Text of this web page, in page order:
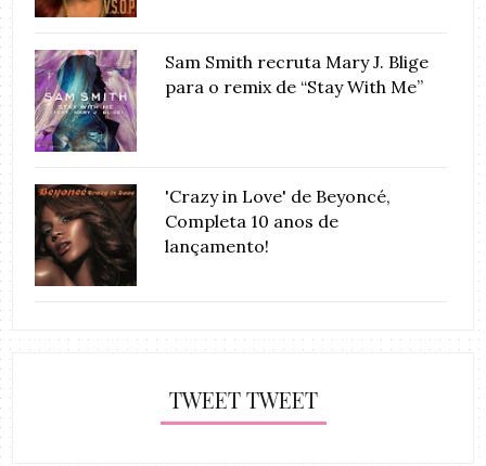
Sam Smith recruta Mary J. Blige
para o remix de “Stay With Me”
'Crazy in Love' de Beyoncé,
Completa 10 anos de
lançamento!
TWEET TWEET